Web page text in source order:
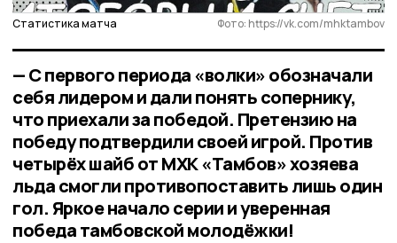
Статистика матча Фото: https://vk.com/mhktambov
— С первого периода «волки» обозначали
себя лидером и дали понять сопернику,
что приехали за победой. Претензию на
победу подтвердили своей игрой. Против
четырёх шайб от МХК «Тамбов» хозяева
льда смогли противопоставить лишь один
гол. Яркое начало серии и уверенная
победа тамбовской молодёжки!